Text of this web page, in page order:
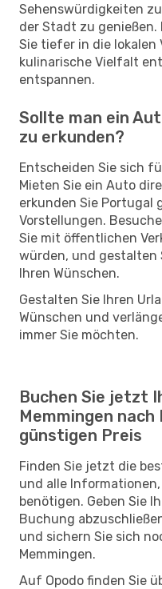
Sehenswürdigkeiten
der Stadt zu
Sie tiefer in die
kulinarische Vielfalt
entspannen.
Sollte man ein
zu erkunden?
Entscheiden Sie sich
Mieten Sie ein Auto
erkunden Sie Portugal
Vorstellungen.
Sie mit öffentlichen
würden, und gestalten
Ihren Wünschen.
Gestalten Sie Ihren
Wünschen und
immer Sie möchten.
Buchen Sie jetzt
Memmingen
günstigen Preis
Finden Sie jetzt die
und alle
benötigen. Geben Sie
Buchung
und sichern Sie sich
Memmingen.
Auf Opodo finden Sie